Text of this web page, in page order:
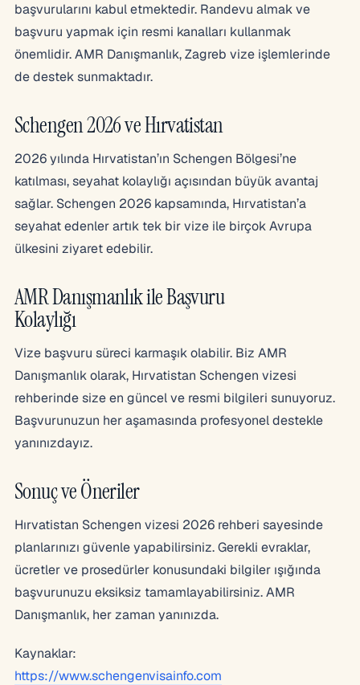
başvurularını kabul etmektedir. Randevu almak ve
başvuru yapmak için resmi kanalları kullanmak
önemlidir. AMR Danışmanlık, Zagreb vize işlemlerinde
de destek sunmaktadır.
Schengen 2026 ve Hırvatistan
2026 yılında Hırvatistan’ın Schengen Bölgesi’ne
katılması, seyahat kolaylığı açısından büyük avantaj
sağlar. Schengen 2026 kapsamında, Hırvatistan’a
seyahat edenler artık tek bir vize ile birçok Avrupa
ülkesini ziyaret edebilir.
AMR Danışmanlık ile Başvuru
Kolaylığı
Vize başvuru süreci karmaşık olabilir. Biz AMR
Danışmanlık olarak, Hırvatistan Schengen vizesi
rehberinde size en güncel ve resmi bilgileri sunuyoruz.
Başvurunuzun her aşamasında profesyonel destekle
yanınızdayız.
Sonuç ve Öneriler
Hırvatistan Schengen vizesi 2026 rehberi sayesinde
planlarınızı güvenle yapabilirsiniz. Gerekli evraklar,
ücretler ve prosedürler konusundaki bilgiler ışığında
başvurunuzu eksiksiz tamamlayabilirsiniz. AMR
Danışmanlık, her zaman yanınızda.
Kaynaklar:
https://www.schengenvisainfo.com